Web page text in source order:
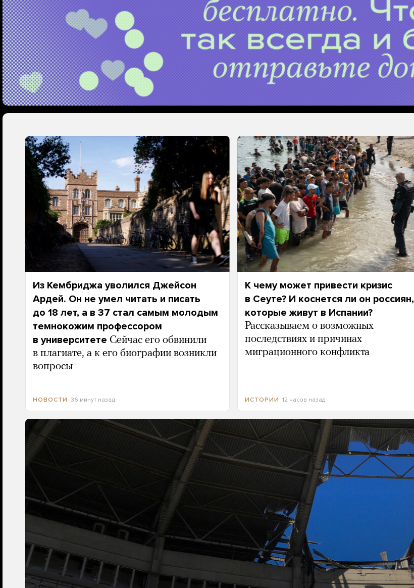
Из Кембриджа уволился Джейсон
Ардей. Он не умел читать и писать
до 18 лет, а в 37 стал самым молодым
темнокожим профессором
в университете Сейчас его обвинили
в плагиате, а к его биографии возникли
вопросы
НОВОСТИ 36 минут назад
К чему может привести кризис
в Сеуте? И коснется ли он россиян,
которые живут в Испании?
Рассказываем о возможных
последствиях и причинах
миграционного конфликта
ИСТОРИИ 12 часов назад